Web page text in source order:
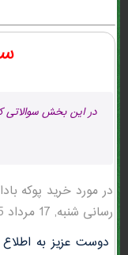
در این بخش سوالاتی
در مورد خرید پوکه
رسانی شنبه, 17 مرداد 1405 چه می دانید؟
دوست عزیز به